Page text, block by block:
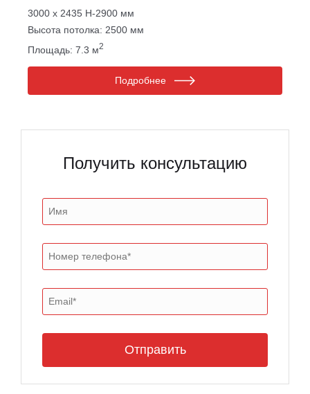
3000 х 2435 Н-2900 мм
Высота потолка: 2500 мм
Площадь: 7.3 м2
Подробнее
Получить консультацию
Отправить